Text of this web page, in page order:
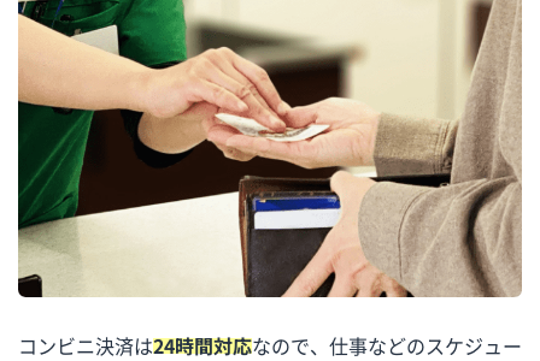
コンビニ決済は24時間対応なので、仕事などのスケジュー